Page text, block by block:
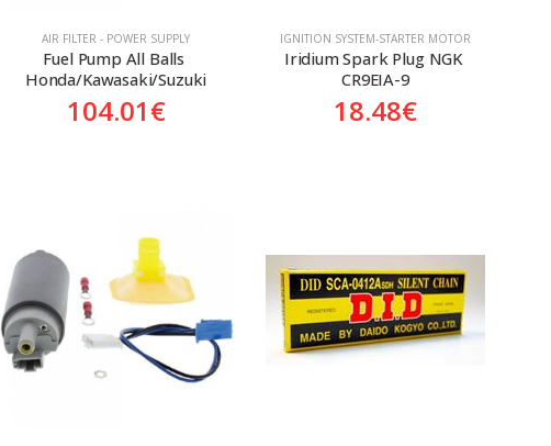
AIR FILTER - POWER SUPPLY
Fuel Pump All Balls
Honda/Kawasaki/Suzuki
104.01€
ΙGNITION SYSTEM-STARTER MOTOR
Iridium Spark Plug NGK
CR9EIA-9
18.48€